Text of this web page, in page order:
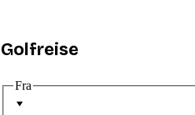
Golfreise
Fra